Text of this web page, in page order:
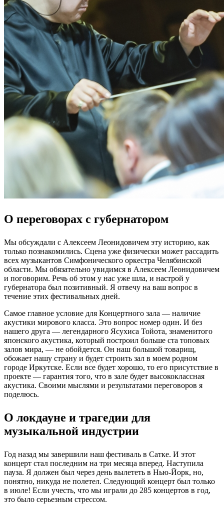
О переговорах с губернатором
Мы обсуждали с Алексеем Леонидовичем эту историю, как
только познакомились. Сцена уже физически может рассадить
всех музыкантов Симфонического оркестра Челябинской
области. Мы обязательно увидимся в Алексеем Леонидовичем
и поговорим. Речь об этом у нас уже шла, и настрой у
губернатора был позитивный. Я отвечу на ваш вопрос в
течение этих фестивальных дней.
Самое главное условие для Концертного зала — наличие
акустики мирового класса. Это вопрос номер один. И без
нашего друга — легендарного Ясухиса Тойота, знаменитого
японского акустика, который построил больше ста топовых
залов мира, — не обойдется. Он наш большой товарищ,
обожает нашу страну и будет строить зал в моем родном
городе Иркутске. Если все будет хорошо, то его присутствие в
проекте — гарантия того, что в зале будет высококлассная
акустика. Своими мыслями и результатами переговоров я
поделюсь.
О локдауне и трагедии для
музыкальной индустрии
Год назад мы завершили наш фестиваль в Сатке. И этот
концерт стал последним на три месяца вперед. Наступила
пауза. Я должен был через день вылететь в Нью-Йорк, но,
понятно, никуда не полетел. Следующий концерт был только
в июле! Если учесть, что мы играли до 285 концертов в год,
это было серьезным стрессом.